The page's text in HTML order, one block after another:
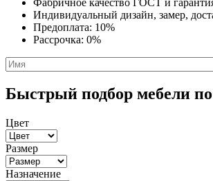
Индивидуальный дизайн, замер,
Предоплата: 10%
Рассрочка: 0%
Быстрый подбор мебели
Цвет
Размер
Назначение